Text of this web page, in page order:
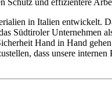
in Italien entwickelt.
Südtiroler Unternehmen
Hand in Hand
dass unsere internen